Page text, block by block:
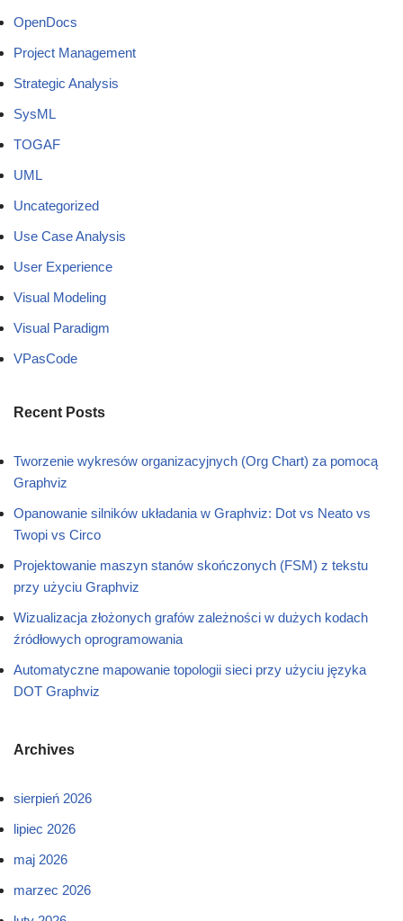
OpenDocs
Project Management
Strategic Analysis
SysML
TOGAF
UML
Uncategorized
Use Case Analysis
User Experience
Visual Modeling
Visual Paradigm
VPasCode
Recent Posts
Tworzenie wykresów organizacyjnych (Org Chart) za pomocą
Graphviz
Opanowanie silników układania w Graphviz: Dot vs Neato vs
Twopi vs Circo
Projektowanie maszyn stanów skończonych (FSM) z tekstu
przy użyciu Graphviz
Wizualizacja złożonych grafów zależności w dużych kodach
źródłowych oprogramowania
Automatyczne mapowanie topologii sieci przy użyciu języka
DOT Graphviz
Archives
sierpień 2026
lipiec 2026
maj 2026
marzec 2026